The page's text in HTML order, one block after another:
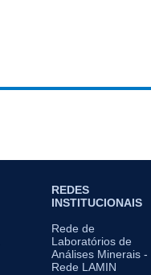
REDES
INSTITUCIONAIS
Rede de
Laboratórios de
Análises Minerais -
Rede LAMIN